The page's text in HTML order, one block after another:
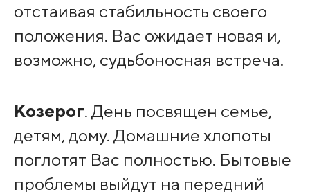
отстаивая стабильность своего
положения. Вас ожидает новая и,
возможно, судьбоносная встреча.
Козерог. День посвящен семье,
детям, дому. Домашние хлопоты
поглотят Вас полностью. Бытовые
проблемы выйдут на передний